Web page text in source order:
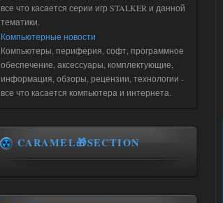
все что касается серии игр STALKER и данной
тематики.
Компьютерные новости
Компьютеры, периферия, софт, программное
обеспечение, аксессуары, комплектующие,
информация, обзоры, рецензии, технологии -
все что касается компьютера и интернета.
CARAMEL🎁SECTION